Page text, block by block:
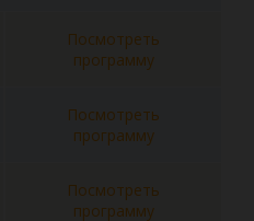
Посмотреть
программу
Посмотреть
программу
Посмотреть
программу